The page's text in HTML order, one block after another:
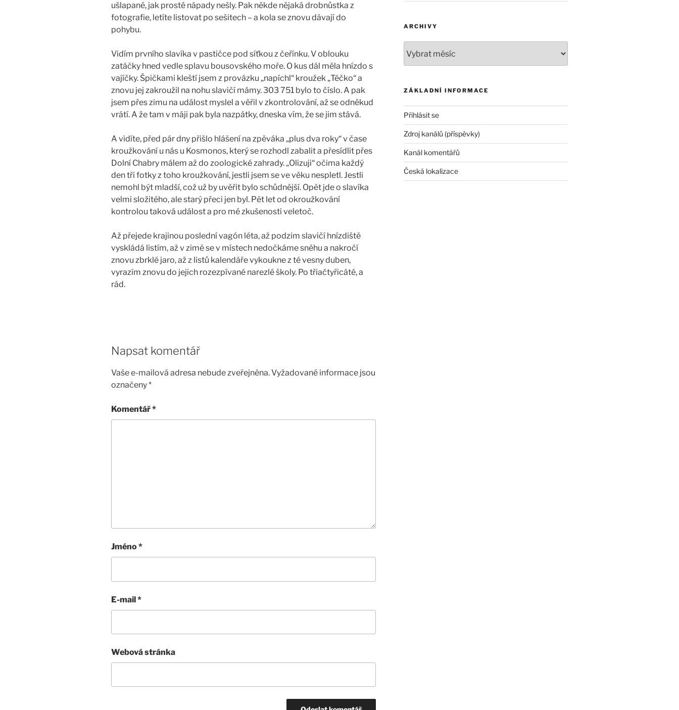
ušlapané, jak prostě nápady nešly. Pak někde nějaká drobnůstka z
fotografie, letíte listovat po sešitech – a kola se znovu dávají do
pohybu.
Vidím prvního slavíka v pastičce pod síťkou z čeřínku. V oblouku
zatáčky hned vedle splavu bousovského moře. O kus dál měla hnízdo s
vajíčky. Špičkami kleští jsem z provázku „napíchl“ kroužek „Téčko“ a
znovu jej zakroužil na nohu slavičí mámy. 303 751 bylo to číslo. A pak
jsem přes zimu na událost myslel a věřil v zkontrolování, až se odněkud
vrátí. A že tam v máji pak byla nazpátky, dneska vím, že se jim stává.
A vidíte, před pár dny přišlo hlášení na zpěváka „plus dva roky“ v čase
kroužkování u nás u Kosmonos, který se rozhodl zabalit a přesídlit přes
Dolní Chabry málem až do zoologické zahrady. „Olizuji“ očima každý
den tři fotky z toho kroužkování, jestli jsem se ve věku nespletl. Jestli
nemohl být mladší, což už by uvěřit bylo schůdnější. Opět jde o slavíka
velmi složitého, ale starý přeci jen byl. Pět let od okroužkování
kontrolou taková událost a pro mé zkušenosti veletoč.
Až přejede krajinou poslední vagón léta, až podzim slavičí hnízdiště
vyskládá listím, až v zimě se v místech nedočkáme sněhu a nakročí
znovu zbrklé jaro, až z listů kalendáře vykoukne z té vesny duben,
vyrazím znovu do jejich rozezpívané narezlé školy. Po třiačtyřicáté, a
rád.
Napsat komentář
Vaše e-mailová adresa nebude zveřejněna.Vyžadované informace jsou
označeny*
Komentář*
Jméno*
E-mail*
Webová stránka
ARCHIVY
ZÁKLADNÍ INFORMACE
Přihlásit se
Zdroj kanálů (příspěvky)
Kanál komentářů
Česká lokalizace